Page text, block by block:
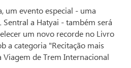
um evento especial - uma
Sentral a Hatyai - também será
um novo recorde no Livro
a categoria "Recitação mais
de Trem Internacional